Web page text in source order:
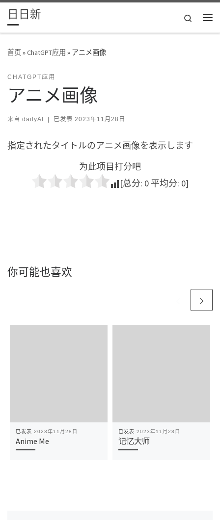
Skip to content
日日新
Search
首页»ChatGPT应用 » アニメ画像
CHATGPT应用
アニメ画像
来自 dailyAI | 已发表 2023年11月28日
指定されたタイトルのアニメ画像を表示します
为此项目打分吧
[总分: 0 平均分: 0]
你可能也喜欢
已发表 2023年11月28日
Anime Me
已发表 2023年11月28日
记忆大师